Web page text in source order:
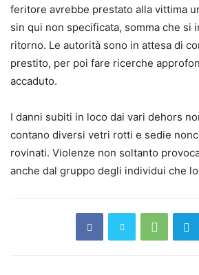
feritore avrebbe prestato alla vittima
sin qui non specificata, somma che si
ritorno. Le autorità sono in attesa di
prestito, per poi fare ricerche
accaduto.
I danni subiti in loco dai vari dehors
contano diversi vetri rotti e sedie
rovinati. Violenze non soltanto
anche dal gruppo degli individui che